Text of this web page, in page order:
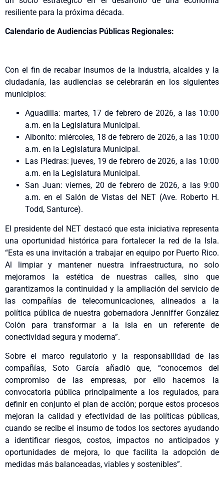
resiliente para la próxima década.
Calendario de Audiencias Públicas Regionales:
Con el fin de recabar insumos de la industria, alcaldes y la
ciudadanía, las audiencias se celebrarán en los siguientes
municipios:
Aguadilla: martes, 17 de febrero de 2026, a las 10:00
a.m. en la Legislatura Municipal.
Aibonito: miércoles, 18 de febrero de 2026, a las 10:00
a.m. en la Legislatura Municipal.
Las Piedras: jueves, 19 de febrero de 2026, a las 10:00
a.m. en la Legislatura Municipal.
San Juan: viernes, 20 de febrero de 2026, a las 9:00
a.m. en el Salón de Vistas del NET (Ave. Roberto H.
Todd, Santurce).
El presidente del NET destacó que esta iniciativa representa
una oportunidad histórica para fortalecer la red de la Isla.
“Esta es una invitación a trabajar en equipo por Puerto Rico.
Al limpiar y mantener nuestra infraestructura, no solo
mejoramos la estética de nuestras calles, sino que
garantizamos la continuidad y la ampliación del servicio de
las compañías de telecomunicaciones, alineados a la
política pública de nuestra gobernadora Jenniffer González
Colón para transformar a la isla en un referente de
conectividad segura y moderna”.
Sobre el marco regulatorio y la responsabilidad de las
compañías, Soto García añadió que, “conocemos del
compromiso de las empresas, por ello hacemos la
convocatoria pública principalmente a los regulados, para
definir en conjunto el plan de acción; porque estos procesos
mejoran la calidad y efectividad de las políticas públicas,
cuando se recibe el insumo de todos los sectores ayudando
a identificar riesgos, costos, impactos no anticipados y
oportunidades de mejora, lo que facilita la adopción de
medidas más balanceadas, viables y sostenibles”.